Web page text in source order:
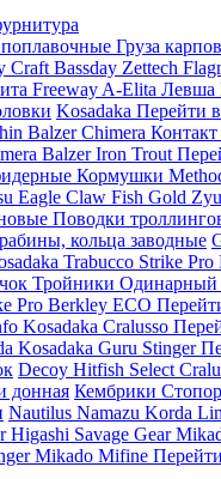
поплавочные Груза
Craft Bassday Zettech
Freeway A-Elita
Kosadaka Перейти
BalzerChimera Контакт
BalzerIron Trout
Кормушки
Eagle Claw Fish Gold
Поводки
кольца заводные
Trabucco Strike Pro
Тройники Одинарный
Pro Berkley ECO
Kosadaka Cralusso
Kosadaka Guru Stinger
Decoy Hitfish Select
донная Кембрики Стопор
Nautilus Namazu Korda
Higashi Savage Gear
Mikado Mifine